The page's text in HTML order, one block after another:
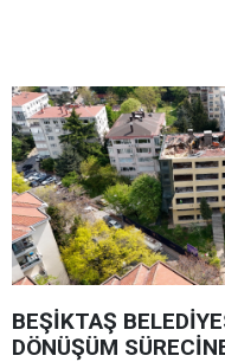
BEŞİKTAŞ
DÖNÜŞÜM